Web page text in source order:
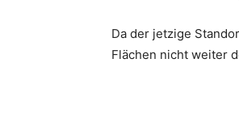
Da der jetzige
Flächen nicht weiter